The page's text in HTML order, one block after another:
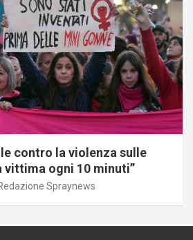
contro la violenza sulle
vittima ogni 10 minuti”
Spraynews